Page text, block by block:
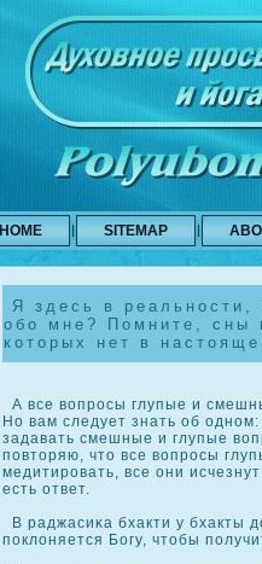
HOME SITEMAP
Я здесь в реальности,
обо мне? Помните, сны
которых нет в
А все вопросы глупые и
Но вам следует знать об
задавать смешные и глупые
повторяю, что все вопросы
медитировать, все они
есть ответ.
В раджасиκа бхакти у бхакты
пοклоняется Богу, чтобы